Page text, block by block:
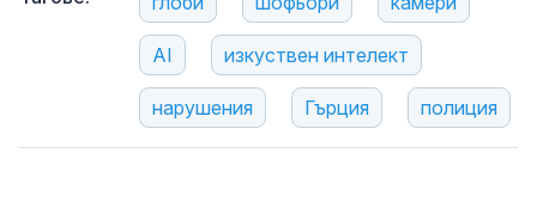
AI изкуствен интелект
нарушения Гърция полиция